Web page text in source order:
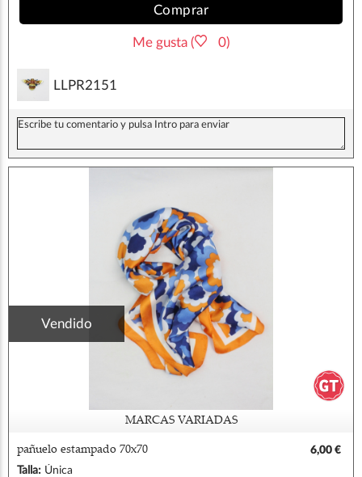
Comprar
Me gusta ( 0)
LLPR2151
Vendido
MARCAS VARIADAS
pañuelo estampado 70x70
6,00 €
Talla: Única